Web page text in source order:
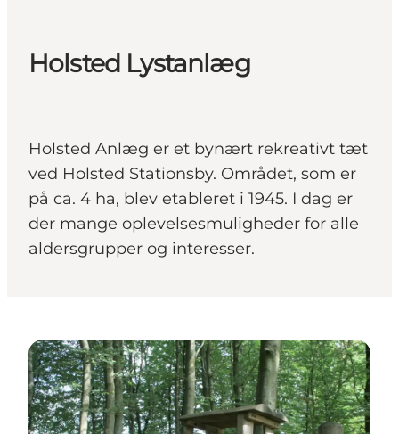
Holsted Lystanlæg
Holsted Anlæg er et bynært rekreativt tæt
ved Holsted Stationsby. Området, som er
på ca. 4 ha, blev etableret i 1945. I dag er
der mange oplevelsesmuligheder for alle
aldersgrupper og interesser.